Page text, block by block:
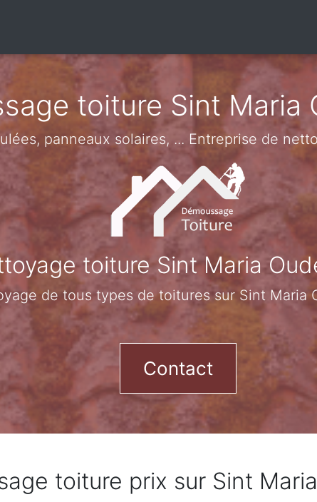
toiture Sint Maria
panneaux solaires, ... Entreprise de
toiture Sint Maria
de tous types de toitures sur Sint Maria
Contact
toiture prix sur Sint